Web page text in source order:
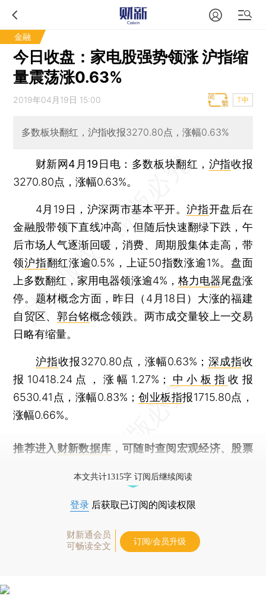
金融
今日收盘：家电股强势领涨 沪指缩
量震荡涨0.63%
2019年04月19日 15:00 T中
多数板块翻红，沪指收报3270.80点，涨幅0.63%
财新网4月19日电 ：多数板块翻红， 沪指收报
3270.80点，涨幅0.63%。
4月19日，沪深两市基本平开。沪指开盘后在
金融股带领下直线冲高，但随后快速翻绿下跌，午
后市场人气逐渐回暖，消费、周期股集体走高，带
领沪指翻红涨逾0.5%，上证50指数涨逾1%。盘面
上多数翻红，家用电器领涨逾4%， 格力电器尾盘涨
停。题材概念方面，昨日（4月18日）大涨的福建
自贸区、 郭台铭概念领跌。两市成交量较上一交易
日略有缩量。
沪指收报3270.80点，涨幅0.63%； 深成指收
报10418.24点，涨幅1.27%；
中小板指收报
6530.41点，涨幅0.83%； 创业板指报1715.80点，
涨幅0.66%。
推荐进入 财新数据库 ，可随时查阅宏观经济、股票
本文共计1315字 订阅后继续阅读
登录 后获取已订阅的阅读权限
财新通会员
可畅读全文
订阅/会员升级